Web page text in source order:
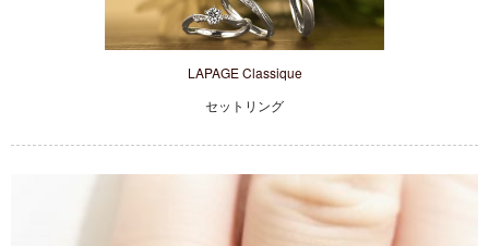
LAPAGE Classique
セットリング